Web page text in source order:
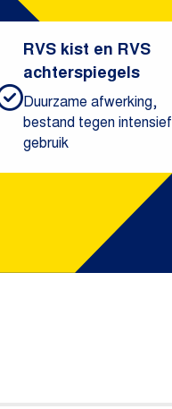
RVS kist en RVS
achterspiegels
Duurzame afwerking,
bestand tegen intensief
gebruik